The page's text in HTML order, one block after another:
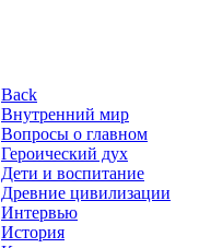
Back
Внутренний мир
Вопросы о главном
Героический дух
Дети и воспитание
Древние цивилизации
Интервью
История